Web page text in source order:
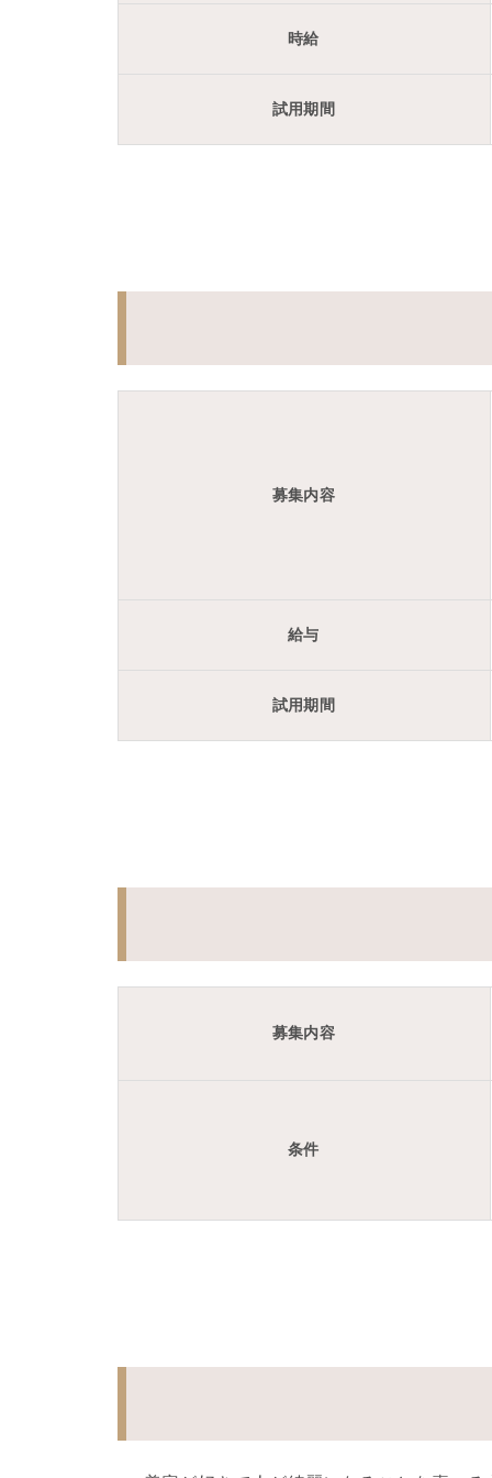
時給
試用期間
募集内容
給与
試用期間
募集内容
条件